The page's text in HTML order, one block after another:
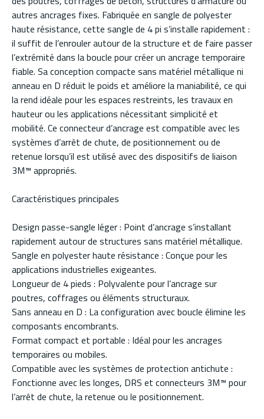
autres ancrages fixes. Fabriquée en sangle de polyester
haute résistance, cette sangle de 4 pi s’installe rapidement :
il suffit de l’enrouler autour de la structure et de faire passer
l’extrémité dans la boucle pour créer un ancrage temporaire
fiable. Sa conception compacte sans matériel métallique ni
anneau en D réduit le poids et améliore la maniabilité, ce qui
la rend idéale pour les espaces restreints, les travaux en
hauteur ou les applications nécessitant simplicité et
mobilité. Ce connecteur d’ancrage est compatible avec les
systèmes d’arrêt de chute, de positionnement ou de
retenue lorsqu’il est utilisé avec des dispositifs de liaison
3M™ appropriés.
Caractéristiques principales
Design passe-sangle léger : Point d’ancrage s’installant
rapidement autour de structures sans matériel métallique.
Sangle en polyester haute résistance : Conçue pour les
applications industrielles exigeantes.
Longueur de 4 pieds : Polyvalente pour l’ancrage sur
poutres, coffrages ou éléments structuraux.
Sans anneau en D : La configuration avec boucle élimine les
composants encombrants.
Format compact et portable : Idéal pour les ancrages
temporaires ou mobiles.
Compatible avec les systèmes de protection antichute :
Fonctionne avec les longes, DRS et connecteurs 3M™ pour
l’arrêt de chute, la retenue ou le positionnement.